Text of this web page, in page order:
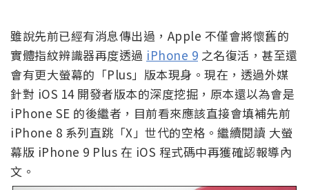
雖說先前已經有消息傳出過，Apple 不僅會將懷舊的
實體指紋辨識器再度透過 iPhone 9 之名復活，甚至還
會有更大螢幕的「Plus」版本現身。現在，透過外媒
針對 iOS 14 開發者版本的深度挖掘，原本還以為會是
iPhone SE 的後繼者，目前看來應該直接會填補先前
iPhone 8 系列直跳「X」世代的空格。繼續閱讀 大螢
幕版 iPhone 9 Plus 在 iOS 程式碼中再獲確認報導內
文。